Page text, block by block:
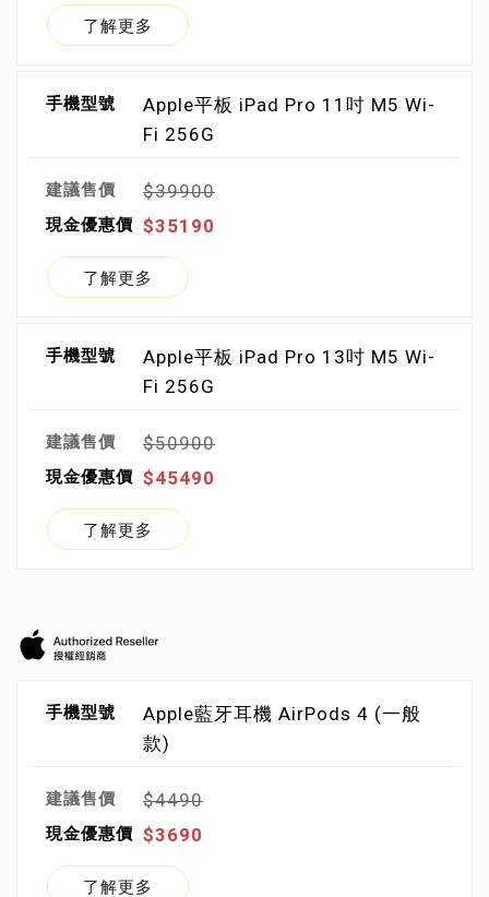
了解更多
Apple平板 iPad Pro 11吋 M5 Wi-
Fi 256G
$39900
$35190
了解更多
Apple平板 iPad Pro 13吋 M5 Wi-
Fi 256G
$50900
$45490
了解更多
Apple藍牙耳機 AirPods 4 (一般
款)
$4490
$3690
了解更多